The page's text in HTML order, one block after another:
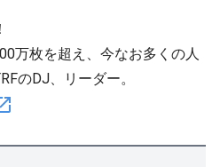
万枚を超え、今なお多くの人
のDJ、リーダー。